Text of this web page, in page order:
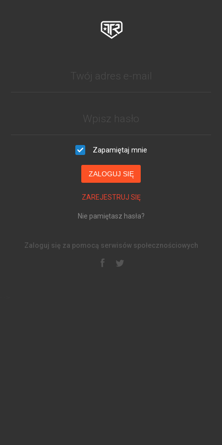
Zapamiętaj mnie
ZALOGUJ SIĘ
ZAREJESTRUJ SIĘ
Nie pamiętasz hasła?
Zaloguj się za pomocą serwisów społecznościowych